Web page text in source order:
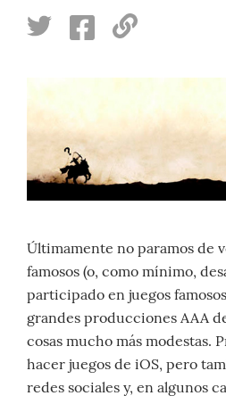
Últimamente no paramos de
famosos (o, como mínimo,
participado en juegos
grandes producciones AAA
cosas mucho más modestas.
hacer juegos de iOS, pero
redes sociales y, en algunos